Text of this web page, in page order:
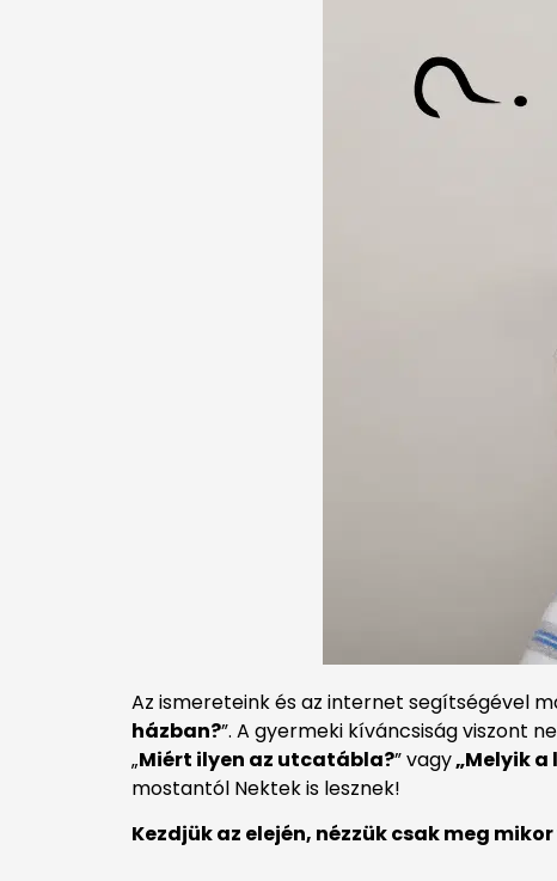
Az ismereteink és az internet segítségével
házban?”. A gyermeki kíváncsiság viszont
„Miért ilyen az utcatábla?” vagy„Melyik a
mostantól Nektek is lesznek!
Kezdjük az elején, nézzük csak meg